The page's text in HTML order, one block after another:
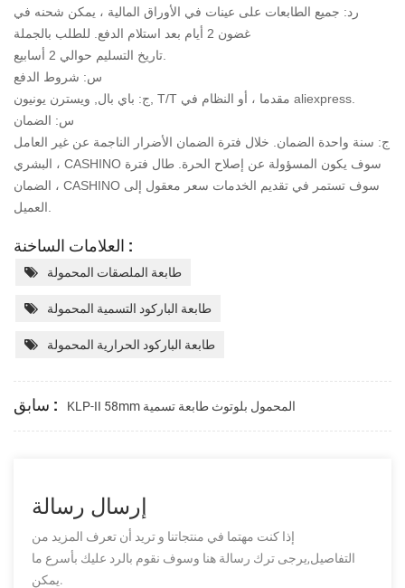
رد: جميع الطابعات على عينات في الأوراق المالية ، يمكن شحنه في
غضون 2 أيام بعد استلام الدفع. للطلب بالجملة
س: شروط الدفع
ج: باي بال, ويسترن يونيون, T/T مقدما ، أو النظام في aliexpress.
س: الضمان
ج: سنة واحدة الضمان. خلال فترة الضمان الأضرار الناجمة عن غير العامل
البشري ، CASHINO سوف يكون المسؤولة عن إصلاح الحرة. طال فترة
الضمان ، CASHINO سوف تستمر في تقديم الخدمات سعر معقول إلى
العلامات الساخنة :
طابعة الملصقات المحمولة
طابعة الباركود التسمية المحمولة
طابعة الباركود الحرارية المحمولة
سابق : KLP-II 58mm المحمول بلوتوث طابعة تسمية
إرسال رسالة
إذا كنت مهتما في منتجاتنا و تريد أن تعرف المزيد من
التفاصيل,يرجى ترك رسالة هنا وسوف نقوم بالرد عليك بأسرع ما
يمكن.